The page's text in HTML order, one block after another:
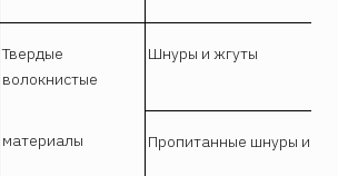
Твердые
волокнистые
Шнуры и жгуты
материалы Пропитанные шнуры и